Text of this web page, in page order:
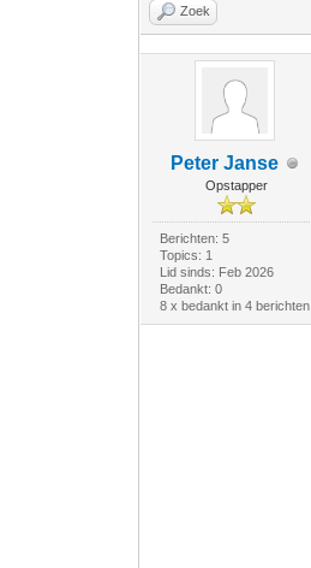
Zoek
Peter Janse
Opstapper
Berichten: 5
Topics: 1
Lid sinds: Feb 2026
Bedankt: 0
8 x bedankt in 4 berichten